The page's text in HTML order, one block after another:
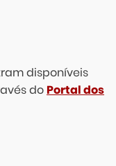
disponíveis
do Portal dos